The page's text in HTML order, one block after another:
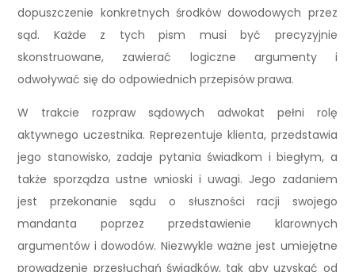
dopuszczenie konkretnych środków dowodowych przez
sąd. Każde z tych pism musi być precyzyjnie
skonstruowane, zawierać logiczne argumenty i
odwoływać się do odpowiednich przepisów prawa.
W trakcie rozpraw sądowych adwokat pełni rolę
aktywnego uczestnika. Reprezentuje klienta, przedstawia
jego stanowisko, zadaje pytania świadkom i biegłym, a
także sporządza ustne wnioski i uwagi. Jego zadaniem
jest przekonanie sądu o słuszności racji swojego
mandanta poprzez przedstawienie klarownych
argumentów i dowodów. Niezwykle ważne jest umiejętne
prowadzenie przesłuchań świadków, tak aby uzyskać od